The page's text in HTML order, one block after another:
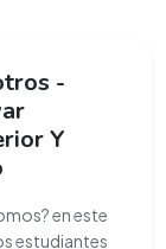
-
Y
en este
estudiantes